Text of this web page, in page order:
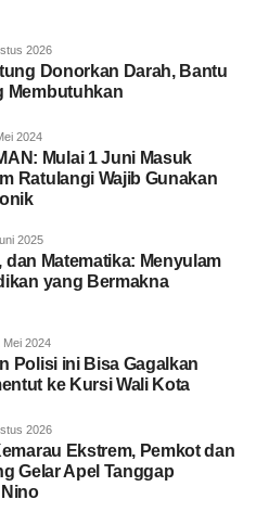
2026
Donorkan Darah, Bantu
Membutuhkan
2024
Mulai 1 Juni Masuk
Ratulangi Wajib Gunakan
2025
dan Matematika: Menyulam
yang Bermakna
Mei 2024
Polisi ini Bisa Gagalkan
ke Kursi Wali Kota
2026
Ekstrem, Pemkot dan
Gelar Apel Tanggap